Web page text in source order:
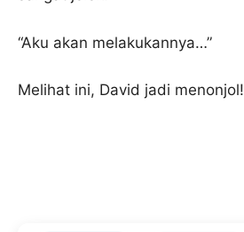
“Aku akan melakukannya…”
Melihat ini, David jadi menonjol!